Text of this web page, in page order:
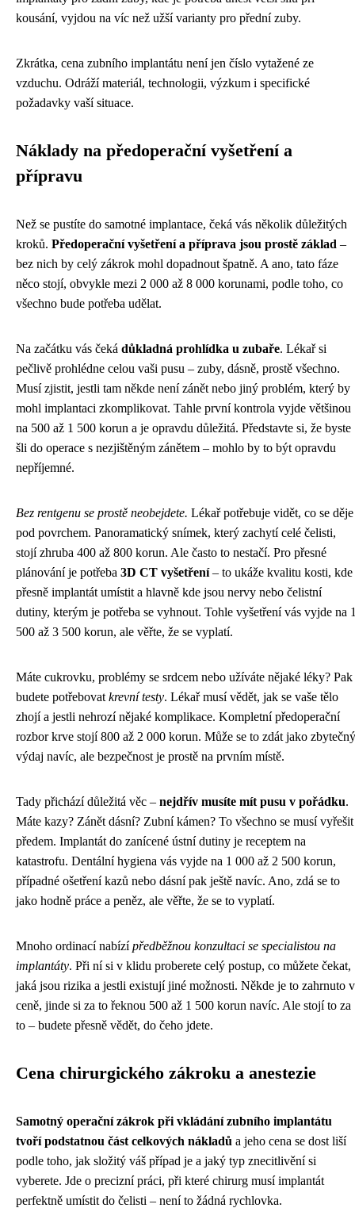
kousání, vyjdou na víc než užší varianty pro přední zuby.
Zkrátka, cena zubního implantátu není jen číslo vytažené ze
vzduchu. Odráží materiál, technologii, výzkum i specifické
požadavky vaší situace.
Náklady na předoperační vyšetření a
přípravu
Než se pustíte do samotné implantace, čeká vás několik důležitých
kroků. Předoperační vyšetření a příprava jsou prostě základ –
bez nich by celý zákrok mohl dopadnout špatně. A ano, tato fáze
něco stojí, obvykle mezi 2 000 až 8 000 korunami, podle toho, co
všechno bude potřeba udělat.
Na začátku vás čeká důkladná prohlídka u zubaře. Lékař si
pečlivě prohlédne celou vaši pusu – zuby, dásně, prostě všechno.
Musí zjistit, jestli tam někde není zánět nebo jiný problém, který by
mohl implantaci zkomplikovat. Tahle první kontrola vyjde většinou
na 500 až 1 500 korun a je opravdu důležitá. Představte si, že byste
šli do operace s nezjištěným zánětem – mohlo by to být opravdu
nepříjemné.
Bez rentgenu se prostě neobejdete. Lékař potřebuje vidět, co se děje
pod povrchem. Panoramatický snímek, který zachytí celé čelisti,
stojí zhruba 400 až 800 korun. Ale často to nestačí. Pro přesné
plánování je potřeba 3D CT vyšetření– to ukáže kvalitu kosti, kde
přesně implantát umístit a hlavně kde jsou nervy nebo čelistní
dutiny, kterým je potřeba se vyhnout. Tohle vyšetření vás vyjde na
500 až 3 500 korun, ale věřte, že se vyplatí.
Máte cukrovku, problémy se srdcem nebo užíváte nějaké léky? Pak
budete potřebovat krevní testy. Lékař musí vědět, jak se vaše tělo
zhojí a jestli nehrozí nějaké komplikace. Kompletní předoperační
rozbor krve stojí 800 až 2 000 korun. Může se to zdát jako zbytečný
výdaj navíc, ale bezpečnost je prostě na prvním místě.
Tady přichází důležitá věc – nejdřív musíte mít pusu v pořádku.
Máte kazy? Zánět dásní? Zubní kámen? To všechno se musí vyřešit
předem. Implantát do zanícené ústní dutiny je receptem na
katastrofu. Dentální hygiena vás vyjde na 1 000 až 2 500 korun,
případné ošetření kazů nebo dásní pak ještě navíc. Ano, zdá se to
jako hodně práce a peněz, ale věřte, že se to vyplatí.
Mnoho ordinací nabízípředběžnou konzultaci se specialistou na
implantáty. Při ní si v klidu proberete celý postup, co můžete čekat,
jaká jsou rizika a jestli existují jiné možnosti. Někde je to zahrnuto v
ceně, jinde si za to řeknou 500 až 1 500 korun navíc. Ale stojí to za
to – budete přesně vědět, do čeho jdete.
Cena chirurgického zákroku a anestezie
Samotný operační zákrok při vkládání zubního implantátu
tvoří podstatnou část celkových nákladů a jeho cena se dost liší
podle toho, jak složitý váš případ je a jaký typ znecitlivění si
vyberete. Jde o precizní práci, při které chirurg musí implantát
perfektně umístit do čelisti – není to žádná rychlovka.